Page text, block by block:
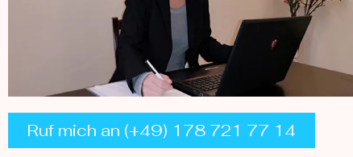
Ruf mich an (+49) 178 721 77 14